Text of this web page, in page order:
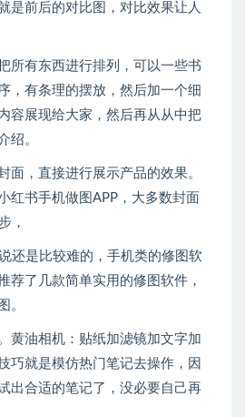
是前后的对比图，对比效果让人
所有东西进行排列，可以一些书
，有条理的摆放，然后加一个细
容展现给大家，然后再从从中把
绍。
面，直接进行展示产品的效果。
红书手机做图APP，大多数封面
，
还是比较难的，手机类的修图软
荐了几款简单实用的修图软件，
。
黄油相机：贴纸加滤镜加文字加
巧就是模仿热门笔记去操作，因
出合适的笔记了，没必要自己再